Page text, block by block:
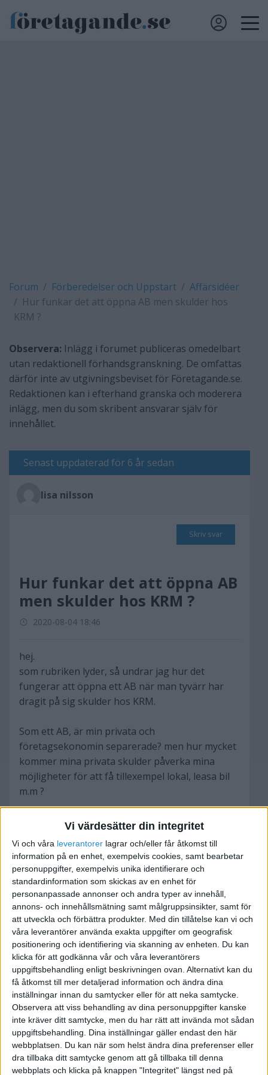
Vi värdesätter din integritet
Vi och våra leverantorer lagrar och/eller får åtkomst till
information på en enhet, exempelvis cookies, samt bearbetar
personuppgifter, exempelvis unika identifierare och
standardinformation som skickas av en enhet för
personanpassade annonser och andra typer av innehåll,
annons- och innehållsmätning samt målgruppsinsikter, samt för
att utveckla och förbättra produkter. Med din tillåtelse kan vi och
våra leverantörer använda exakta uppgifter om geografisk
positionering och identifiering via skanning av enheten. Du kan
klicka för att godkänna vår och våra leverantörers
uppgiftsbehandling enligt beskrivningen ovan. Alternativt kan du
få åtkomst till mer detaljerad information och ändra dina
inställningar innan du samtycker eller för att neka samtycke.
Observera att viss behandling av dina personuppgifter kanske
inte kräver ditt samtycke, men du har rätt att invända mot sådan
uppgiftsbehandling. Dina inställningar gäller endast den här
webbplatsen. Du kan när som helst ändra dina preferenser eller
dra tillbaka ditt samtycke genom att gå tillbaka till denna
webbplats och klicka på knappen "Integritet" längst ned på
Forum Förberedelser och Uppstart
Affärsidéer
Hur funkar det att öppna AB men skulder hos
KRM ?
Observera: Inlägg i forumet publiceras omedelbart
utan redaktionell förhandsgranskning. De omfattas
därför inte av utgivningsbeviset för Företagande.se.
Redaktionen kan i efterhand granska och moderera
inlägg, men du som skribent ansvarar själv för
innehållet.
Senast uppdaterad för 6 år sedan
lisa nilsson
Skriv svar
Hur funkar det att öppna AB
men skulder hos KRM ?
2020-08-04 18:46
hej.
som rubriken lyder, så undrar jag hur det
fungerar att öppna ett AB när man tyvärr har
dragit på sig skulder hos KRM.
Som ett AB, är min privata och
företagsekonomin separerade? men hur mycket
kommer mina privata skulder påverka mina
möjligheter för att få tillexempel lokal, leasa bil
m.m ?
Jag har en partner som kan vara med i bolaget
och stå med som ordförande om det skulle
behövas, är det att rekommendera?
om man är två st i ett AB, behöver man betala
50.000kr var ? eller är det hela summan för att få
öppna det ?
Tack på förhand.
Mvh Lisa Nilsson
Berg
2020-10-22 16:36